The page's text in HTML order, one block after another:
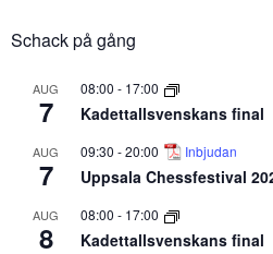
Schack på gång
AUG
7
08:00 - 17:00
Kadettallsvenskans final
AUG
7
09:30 -20:00 Inbjudan
Uppsala Chessfestival
AUG
8
08:00 - 17:00
Kadettallsvenskans final